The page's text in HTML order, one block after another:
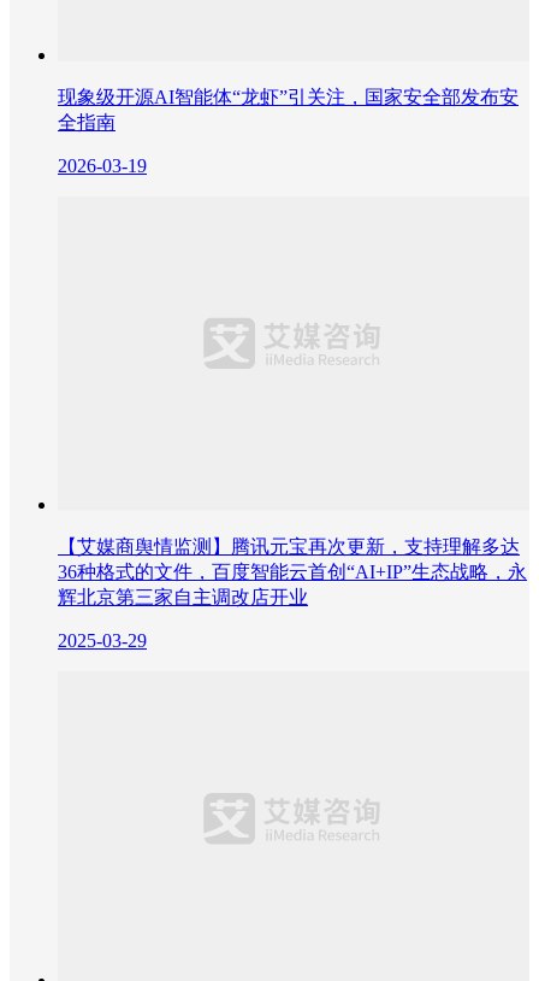
现象级开源AI智能体“龙虾”引关注，国家安全部发布安
全指南
2026-03-19
【艾媒商舆情监测】腾讯元宝再次更新，支持理解多达
36种格式的文件，百度智能云首创“AI+IP”生态战略，永
辉北京第三家自主调改店开业
2025-03-29